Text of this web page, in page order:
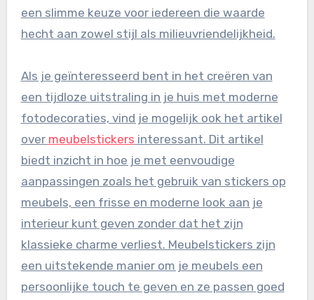
een slimme keuze voor iedereen die waarde
hecht aan zowel stijl als milieuvriendelijkheid.
Als je geïnteresseerd bent in het creëren van
een tijdloze uitstraling in je huis met moderne
fotodecoraties, vind je mogelijk ook het artikel
over meubelstickers interessant. Dit artikel
biedt inzicht in hoe je met eenvoudige
aanpassingen zoals het gebruik van stickers op
meubels, een frisse en moderne look aan je
interieur kunt geven zonder dat het zijn
klassieke charme verliest. Meubelstickers zijn
een uitstekende manier om je meubels een
persoonlijke touch te geven en ze passen goed